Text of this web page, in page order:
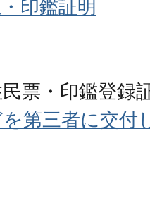
印鑑証明
票・印鑑登録
第三者に交付